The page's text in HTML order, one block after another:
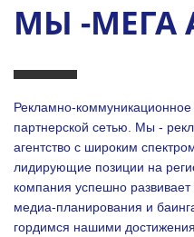
МЫ -МЕГА
Рекламно-
партнерской сетью. Мы -
агентство с широким
лидирующие позиции на
компания успешно
медиа-планирования и
гордимся нашими